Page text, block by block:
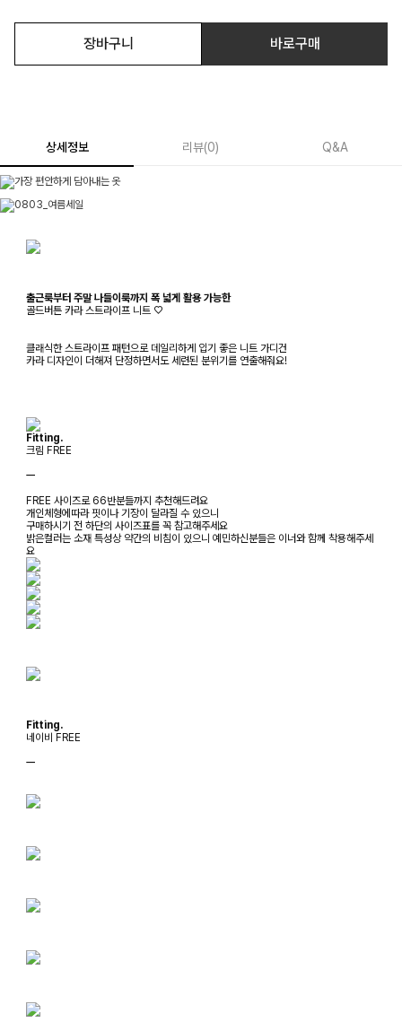
장바구니 바로구매
상세정보 리뷰(0) Q&A
출근룩부터 주말 나들이룩까지 폭 넓게 활용 가능한
골드버튼 카라 스트라이프 니트 ♡
클래식한 스트라이프 패턴으로 데일리하게 입기 좋은 니트 가디건
카라 디자인이 더해져 단정하면서도 세련된 분위기를 연출해줘요!
Fitting.
크림 FREE
ㅡ
FREE 사이즈로 66반분들까지 추천해드려요
개인체형에따라 핏이나 기장이 달라질 수 있으니
구매하시기 전 하단의 사이즈표를 꼭 참고해주세요
밝은컬러는 소재 특성상 약간의 비침이 있으니 예민하신분들은 이너와 함께 착용해주세
요
Fitting.
네이비 FREE
ㅡ